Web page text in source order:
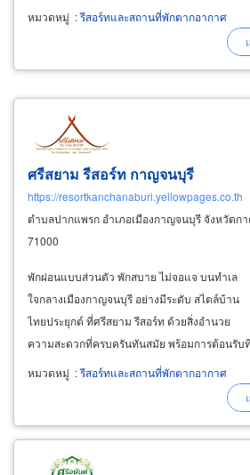
เพิ่มความพรีเมียม ตั้งแต่ทีมบัตเลอร์ดูแลตลอดทริป
บรรยากาศหน้าโครงการให้ทั้งความสงบเป็นส่วน
ตัว
หมวดหมู่ :รีสอร์ทและสถานที่พักตากอากาศ
ศรีสยาม รีสอร์ท กาญจนบุรี
https://resortkanchanaburi.yellowpages.co.th
ตำบลปากแพรก อำเภอเมืองกาญจนบุรี จังหวัดก
71000
พักผ่อนแบบส่วนตัว พักสบาย ไม่จอแจ บนทำเล
ใจกลางเมืองกาญจนบุรี อย่างมีระดับ สไตล์บ้าน
ไทยประยุกต์ ที่ศรีสยาม รีสอร์ท ด้วยสิ่งอำนวย
ความสะดวกที่ครบครันทันสมัย พร้อมการต้อนรับที่
อบอุ่น ห้องพักตกแต่งสไตล์บ้านไทยประยุกต์
สวยงาม อบอุ่น สะอาด ปลอดภัย ห้องวีไอพี ห้องสุ
หมวดหมู่ :รีสอร์ทและสถานที่พักตากอากาศ